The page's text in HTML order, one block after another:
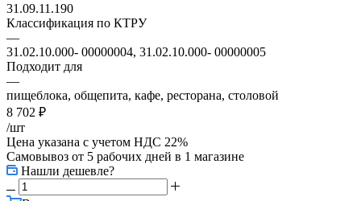
31.09.11.190
Классификация по КТРУ
—
31.02.10.000- 00000004, 31.02.10.000- 00000005
Подходит для
—
пищеблока, общепита, кафе, ресторана, столовой
8 702 ₽
/шт
Цена указана с учетом НДС 22%
Самовывоз от 5 рабочих дней в 1 магазине
Нашли дешевле?